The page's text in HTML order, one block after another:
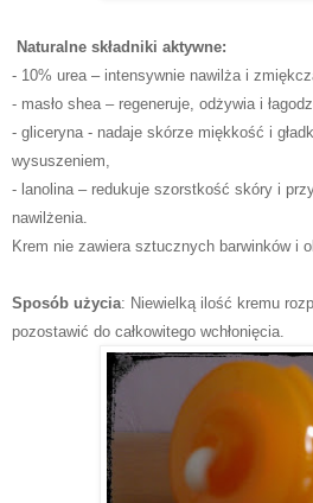
Naturalne składniki aktywne:
- 10% urea – intensywnie nawilża i
- masło shea – regeneruje, odżywia i
- gliceryna - nadaje skórze miękkość i
wysuszeniem,
- lanolina – redukuje szorstkość skóry i
nawilżenia.
Krem nie zawiera sztucznych barwinków i
Sposób użycia: Niewielką ilość kremu
pozostawić do całkowitego wchłonięcia.